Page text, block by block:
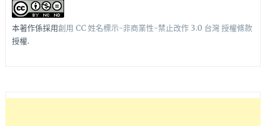
本著作係採用創用 CC 姓名標示-非商業性-禁止改作 3.0 台灣 授權條款
授權.